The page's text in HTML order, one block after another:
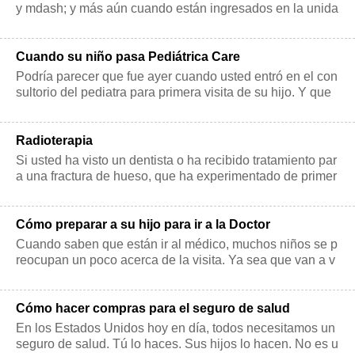
y mdash; y más aún cuando están ingresados ​​en la unida
Cuando su niño pasa Pediátrica Care
Podría parecer que fue ayer cuando usted entró en el con
sultorio del pediatra para primera visita de su hijo. Y que
Radioterapia
Si usted ha visto un dentista o ha recibido tratamiento par
a una fractura de hueso, que ha experimentado de primer
Cómo preparar a su hijo para ir a la Doctor
Cuando saben que están ir al médico, muchos niños se p
reocupan un poco acerca de la visita. Ya sea que van a v
Cómo hacer compras para el seguro de salud
En los Estados Unidos hoy en día, todos necesitamos un
seguro de salud. Tú lo haces. Sus hijos lo hacen. No es u